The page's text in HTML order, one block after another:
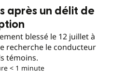
après un délit de
blessé le 12 juillet à
recherche le conducteur
témoins.
< 1 minute